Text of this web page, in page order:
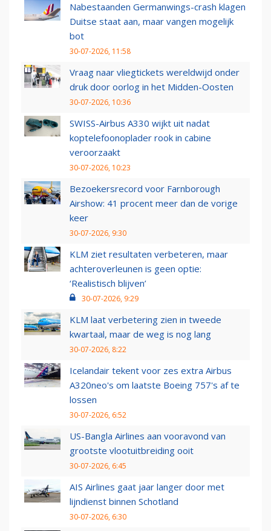
Nabestaanden Germanwings-crash klagen
Duitse staat aan, maar vangen mogelijk
bot
30-07-2026, 11:58
Vraag naar vliegtickets wereldwijd onder
druk door oorlog in het Midden-Oosten
30-07-2026, 10:36
SWISS-Airbus A330 wijkt uit nadat
koptelefoonoplader rook in cabine
veroorzaakt
30-07-2026, 10:23
Bezoekersrecord voor Farnborough
Airshow: 41 procent meer dan de vorige
keer
30-07-2026, 9:30
KLM ziet resultaten verbeteren, maar
achteroverleunen is geen optie:
‘Realistisch blijven’
30-07-2026, 9:29
KLM laat verbetering zien in tweede
kwartaal, maar de weg is nog lang
30-07-2026, 8:22
Icelandair tekent voor zes extra Airbus
A320neo's om laatste Boeing 757's af te
lossen
30-07-2026, 6:52
US-Bangla Airlines aan vooravond van
grootste vlootuitbreiding ooit
30-07-2026, 6:45
AIS Airlines gaat jaar langer door met
lijndienst binnen Schotland
30-07-2026, 6:30